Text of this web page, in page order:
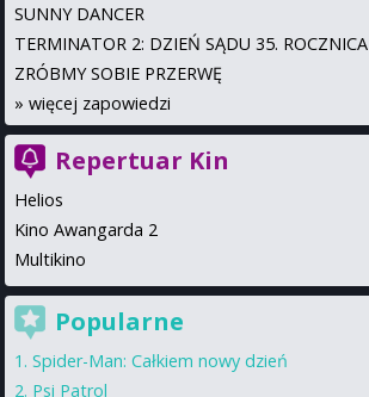
SUNNY DANCER
TERMINATOR 2: DZIEŃ SĄDU 35. ROCZNICA
ZRÓBMY SOBIE PRZERWĘ
» więcej zapowiedzi
Repertuar Kin
Helios
Kino Awangarda 2
Multikino
Popularne
Spider-Man: Całkiem nowy dzień
Psi Patrol